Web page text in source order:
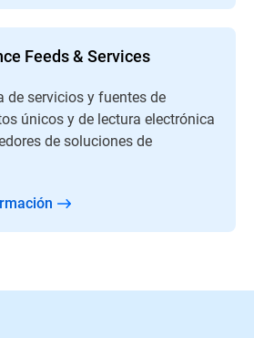
Feeds & Services
de servicios y fuentes de
únicos y de lectura electrónica
de soluciones de